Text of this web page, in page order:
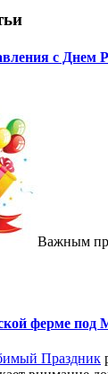
с Днем
Важным
ферме под
Праздник